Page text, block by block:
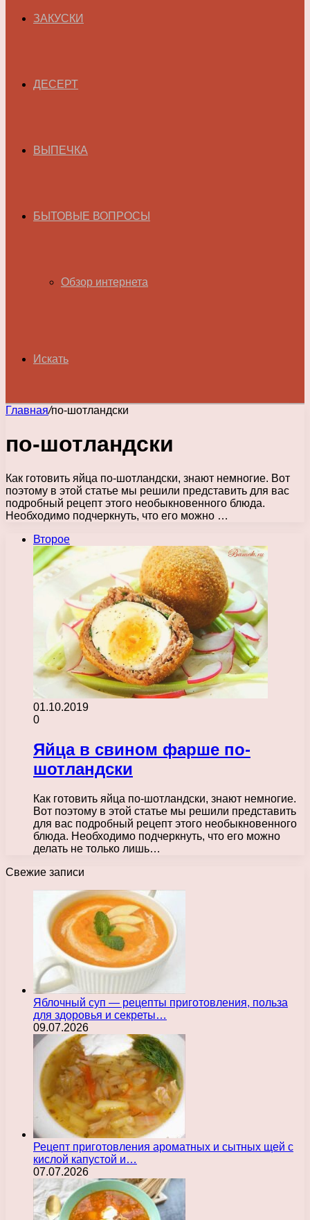
ЗАКУСКИ
ДЕСЕРТ
ВЫПЕЧКА
БЫТОВЫЕ ВОПРОСЫ
Обзор интернета
Искать
Главная/по-шотландски
по-шотландски
Как готовить яйца по-шотландски, знают немногие. Вот
поэтому в этой статье мы решили представить для вас
подробный рецепт этого необыкновенного блюда.
Необходимо подчеркнуть, что его можно …
Второе
01.10.2019
0
Яйца в свином фарше по-
шотландски
Как готовить яйца по-шотландски, знают немногие.
Вот поэтому в этой статье мы решили представить
для вас подробный рецепт этого необыкновенного
блюда. Необходимо подчеркнуть, что его можно
делать не только лишь…
Свежие записи
Яблочный суп — рецепты приготовления, польза
для здоровья и секреты…
09.07.2026
Рецепт приготовления ароматных и сытных щей с
кислой капустой и…
07.07.2026